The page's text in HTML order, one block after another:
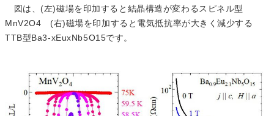
図は、(左)磁場を印加すると結晶構造が変わるスピネル型
MnV2O4 (右)磁場を印加すると電気抵抗率が大きく減少する
TTB型Ba3-xEuxNb5O15です。